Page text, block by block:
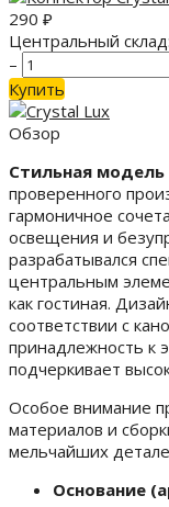
290 ₽
Центральный склад:
–
Купить
Обзор
Стильная модель
проверенного
гармоничное
освещения и
разрабатывался
центральным
как гостиная.
соответствии с
принадлежность к
подчеркивает
Особое внимание
материалов и
мельчайших
Основание